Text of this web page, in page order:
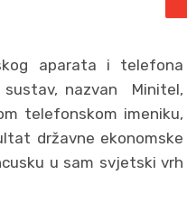
aparata i telefona
sustav, nazvan Minitel,
telefonskom imeniku,
državne ekonomske
u sam svjetski vrh